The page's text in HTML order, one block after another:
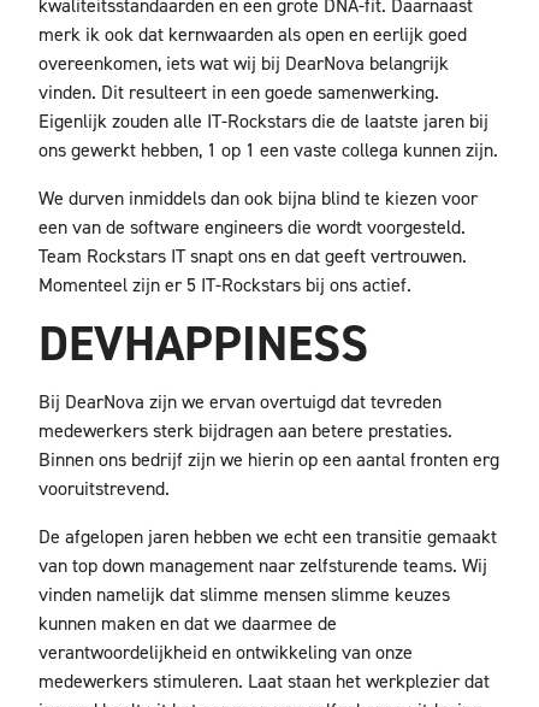
merk ik ook dat kernwaarden als open en eerlijk goed
overeenkomen, iets wat wij bij DearNova belangrijk
vinden. Dit resulteert in een goede samenwerking.
Eigenlijk zouden alle IT-Rockstars die de laatste jaren bij
ons gewerkt hebben, 1 op 1 een vaste collega kunnen zijn.
We durven inmiddels dan ook bijna blind te kiezen voor
een van de software engineers die wordt voorgesteld.
Team Rockstars IT snapt ons en dat geeft vertrouwen.
Momenteel zijn er 5 IT-Rockstars bij ons actief.
DEVHAPPINESS
Bij DearNova zijn we ervan overtuigd dat tevreden
medewerkers sterk bijdragen aan betere prestaties.
Binnen ons bedrijf zijn we hierin op een aantal fronten erg
vooruitstrevend.
De afgelopen jaren hebben we echt een transitie gemaakt
van top down management naar zelfsturende teams. Wij
vinden namelijk dat slimme mensen slimme keuzes
kunnen maken en dat we daarmee de
verantwoordelijkheid en ontwikkeling van onze
medewerkers stimuleren. Laat staan het werkplezier dat